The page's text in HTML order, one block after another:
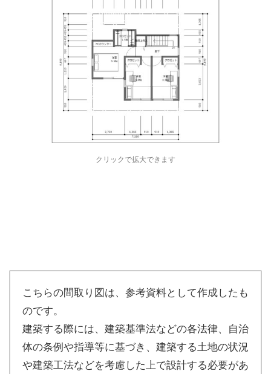
クリックで拡大できます
こちらの間取り図は、参考資料として作成したも
のです。
建築する際には、建築基準法などの各法律、自治
体の条例や指導等に基づき、建築する土地の状況
や建築工法などを考慮した上で設計する必要があ